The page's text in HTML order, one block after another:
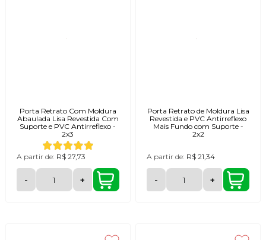
Porta Retrato Com Moldura
Abaulada Lisa Revestida Com
Suporte e PVC Antirreflexo -
2x3
A partir de: R$ 27,73
- +
Porta Retrato de Moldura Lisa
Revestida e PVC Antirreflexo
Mais Fundo com Suporte -
2x2
A partir de: R$ 21,34
- +